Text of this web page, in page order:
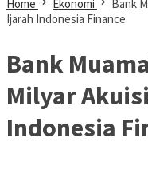
Home Ekonomi
Bank
Ijarah Indonesia Finance
Bank
Milyar
Indonesia